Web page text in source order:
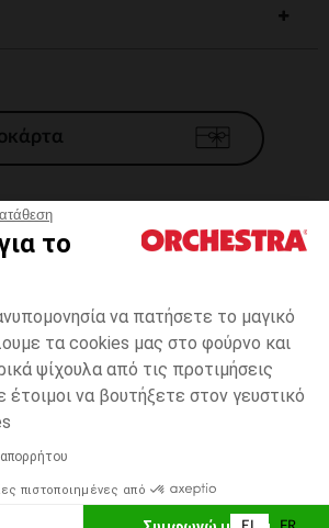
το
να πατήσετε το μαγικό
τα cookies μας στο φούρνο και
ψίχουλα από τις προτιμήσεις
έτοιμοι να βουτήξετε στον γευστικό
πιστοποιημένες από
3
πληρωμής με
ΜΕΓΕΘΟΥΣ
Γενικοί 'Οροι Πώλησης
*Εμπορικες προσφορες
Προσωπικά δεδομένα
Διαχείρηση των cookies
μη συμμορφούμενη
στον κωδικά δεοντολογίας και στο σύστημα
Ομοσπονδίας Ηλεκτρονικού Εμπορίου.